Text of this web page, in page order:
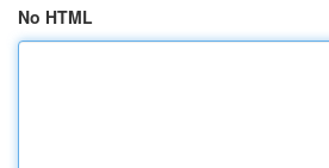
No HTML